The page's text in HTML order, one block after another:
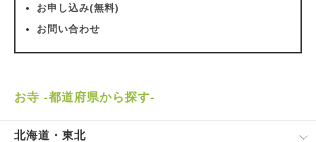
お申し込み(無料)
お問い合わせ
お寺 -都道府県から探す-
北海道・東北